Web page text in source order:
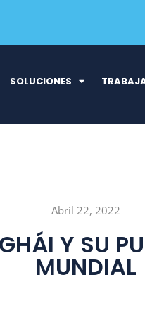
SOLUCIONES
Abril 22, 2022
Y SU
MUNDIAL